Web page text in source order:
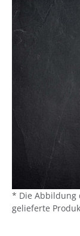
* Die Abbildung
gelieferte